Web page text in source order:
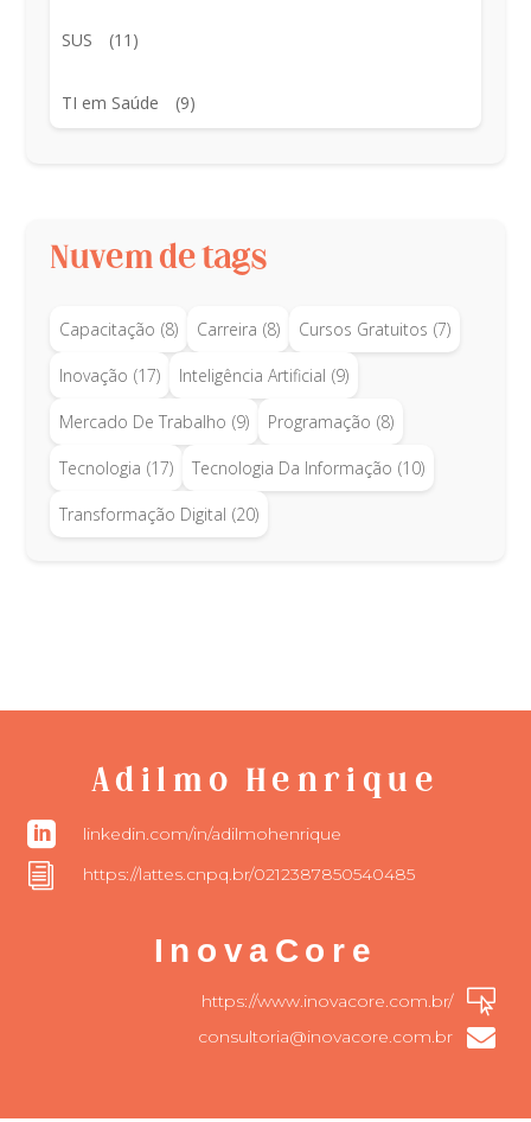
SUS (11)
TI em Saúde (9)
Nuvem de tags
Capacitação (8) Carreira (8) Cursos Gratuitos (7)
Inovação (17) Inteligência Artificial (9)
Mercado De Trabalho (9) Programação (8)
Tecnologia (17) Tecnologia Da Informação (10)
Transformação Digital (20)
Adilmo Henrique
 linkedin.com/in/adilmohenrique
i https://lattes.cnpq.br/0212387850540485
InovaCore

https://www.inovacore.com.br/

consultoria@inovacore.com.br